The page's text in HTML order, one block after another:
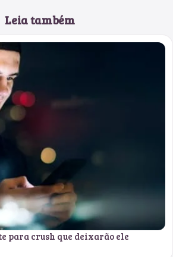
Leia também
para crush que deixarão ele